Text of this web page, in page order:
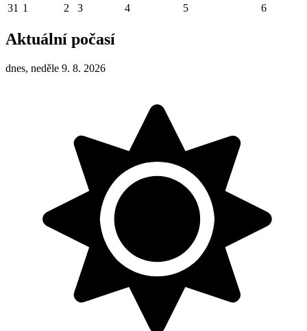
31 1 2 3 4 5 6
Aktuální počasí
dnes, neděle 9. 8. 2026